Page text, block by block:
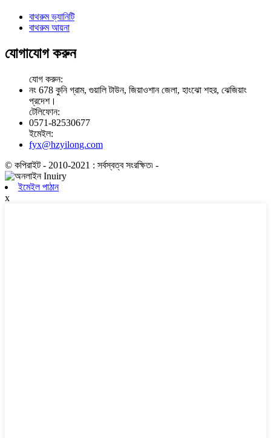
বাথরুম ভ্যানিটি
বাথরুম আয়না
যোগাযোগ করুন
যোগ করুন:
নং 678 কুনি গ্রাম, গুয়ালি টাউন, জিয়াওশান জেলা, হাংঝো শহর, ঝেজিয়াং
প্রদেশ।
টেলিফোন:
0571-82530677
ইমেইল:
fyx@hzyilong.com
© কপিরাইট - 2010-2021 : সর্বস্বত্ব সংরক্ষিত৷ -
ইমেইল পাঠান
x